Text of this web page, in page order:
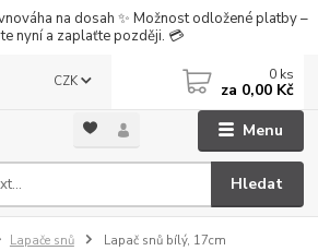
na dosah ✨ Možnost odložené platby –
nyní a zaplaťte později. 💳
Menu
CZK
Hledat
0 ks
za 0,00 Kč
Lapače snů Lapač snů bílý, 17cm